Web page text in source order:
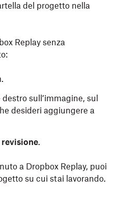
del progetto nella
Replay senza
sull’immagine, sul
desideri aggiungere a
.
a Dropbox Replay, puoi
su cui stai lavorando.